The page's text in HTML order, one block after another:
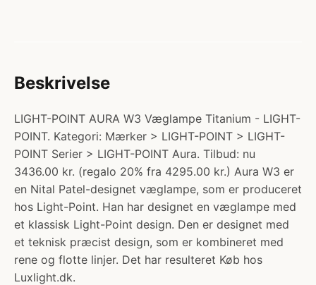
Beskrivelse
LIGHT-POINT AURA W3 Væglampe Titanium - LIGHT-
POINT. Kategori: Mærker > LIGHT-POINT > LIGHT-
POINT Serier > LIGHT-POINT Aura. Tilbud: nu
3436.00 kr. (regalo 20% fra 4295.00 kr.) Aura W3 er
en Nital Patel-designet væglampe, som er produceret
hos Light-Point. Han har designet en væglampe med
et klassisk Light-Point design. Den er designet med
et teknisk præcist design, som er kombineret med
rene og flotte linjer. Det har resulteret Køb hos
Luxlight.dk.